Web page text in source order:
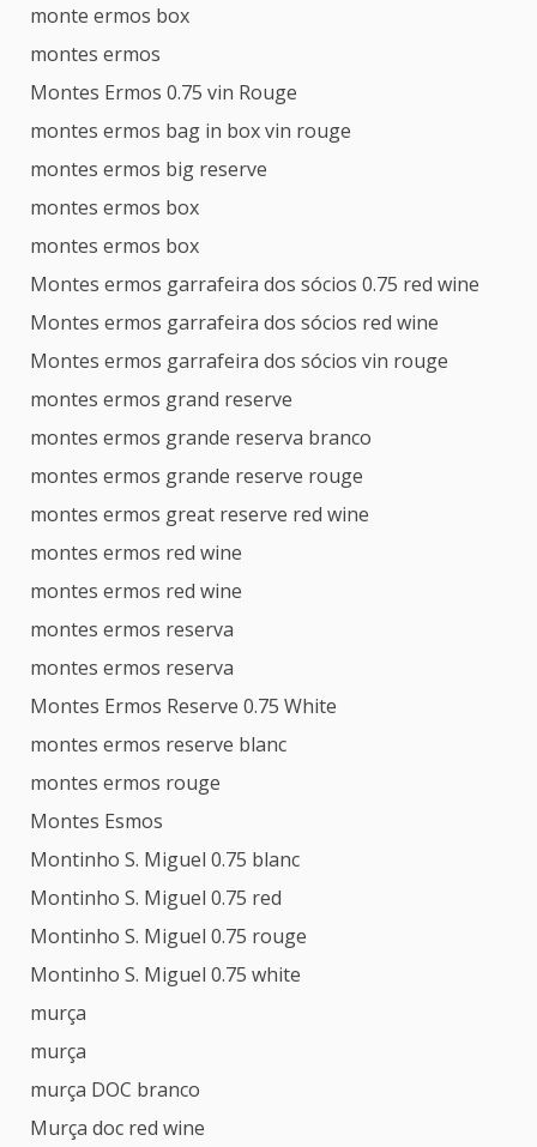
monte ermos box
montes ermos
Montes Ermos 0.75 vin Rouge
montes ermos bag in box vin rouge
montes ermos big reserve
montes ermos box
montes ermos box
Montes ermos garrafeira dos sócios 0.75 red wine
Montes ermos garrafeira dos sócios red wine
Montes ermos garrafeira dos sócios vin rouge
montes ermos grand reserve
montes ermos grande reserva branco
montes ermos grande reserve rouge
montes ermos great reserve red wine
montes ermos red wine
montes ermos red wine
montes ermos reserva
montes ermos reserva
Montes Ermos Reserve 0.75 White
montes ermos reserve blanc
montes ermos rouge
Montes Esmos
Montinho S. Miguel 0.75 blanc
Montinho S. Miguel 0.75 red
Montinho S. Miguel 0.75 rouge
Montinho S. Miguel 0.75 white
murça
murça
murça DOC branco
Murça doc red wine